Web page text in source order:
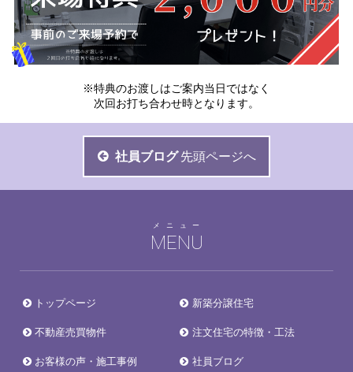
※特典のお渡しはご案内当日ではなく
次回お打ち合わせ時となります。
社員ブログ 先頭ページへ
MENU
メニュー
トップページ 新築分譲住宅
不動産売買物件 注文住宅の特徴・工法
お客様の声・施工事例 社員ブログ